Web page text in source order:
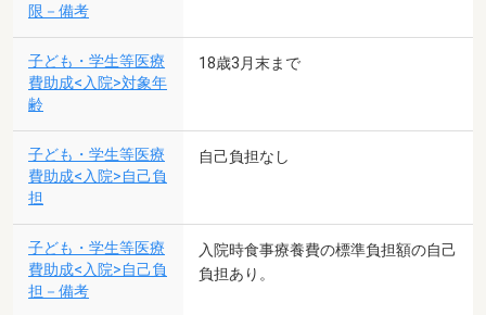
限－備考
子ども・学生等医療
費助成<入院>対象年
齢
18歳3月末まで
子ども・学生等医療
費助成<入院>自己負
担
自己負担なし
子ども・学生等医療
費助成<入院>自己負
担－備考
入院時食事療養費の標準負担額の自己
負担あり。